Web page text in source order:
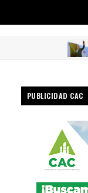
PUBLICIDAD CAC